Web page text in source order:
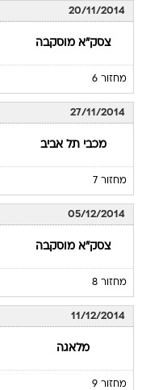
20/11/2014
צסק"א מוסקבה
מחזור 6
27/11/2014
מכבי תל אביב
מחזור 7
05/12/2014
צסק"א מוסקבה
מחזור 8
11/12/2014
מלאגה
מחזור 9